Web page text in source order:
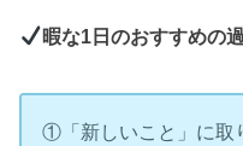
暇な1日のおすすめの
①「新しいこと」に取